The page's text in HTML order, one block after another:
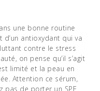
une bonne routine
antioxydant qui va
contre le stress
on pense qu’il s’agit
limité et la peau en
Attention ce sérum,
pas de porter un SPF